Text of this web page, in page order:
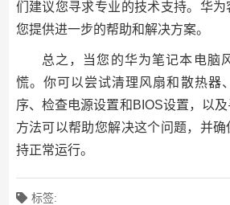
们建议您寻求专业的技术支持。华
您提供进一步的帮助和解决方案。
总之，当您的华为笔记本电脑
慌。你可以尝试清理风扇和散热器
序、检查电源设置和BIOS设置，以
方法可以帮助您解决这个问题，并
持正常运行。
标签: